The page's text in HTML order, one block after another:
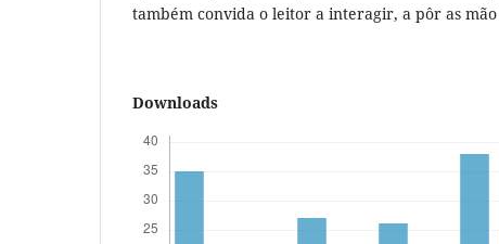
também convida o leitor a interagir, a pôr as mão
Downloads